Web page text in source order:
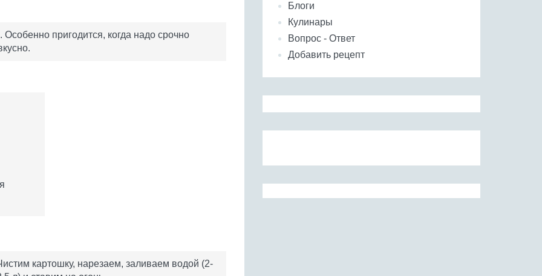
пригодится, когда надо срочно
картошку, нарезаем, заливаем водой (2-
Блоги
Кулинары
Вопрос - Ответ
Добавить рецепт